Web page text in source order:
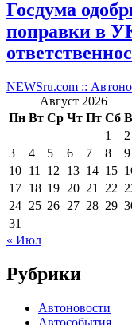
Госдума
поправки в
NEWSru.com ::
Август 2026
Пн Вт Ср Чт Пт Сб
1
2
3
4 5 6 7 8
9
10 11 12 13 14 15
17 18 19 20 21 22
24 25 26 27 28 29
31
« Июл
Рубрики
Автоновости
Автособытия